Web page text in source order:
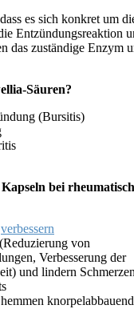
es sich konkret um
Entzündungsreaktion
das zuständige Enzym
Säuren?
(Bursitis)
bei
verbessern
(Reduzierung von
Verbesserung der
und lindern